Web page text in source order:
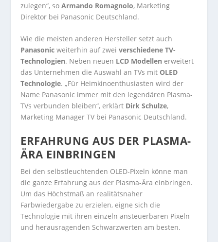
zulegen“, soArmando Romagnolo, Marketing
Direktor bei Panasonic Deutschland.
Wie die meisten anderen Hersteller setzt auch
Panasonic weiterhin auf zweiverschiedene TV-
Technologien. Neben neuen LCD Modellen erweitert
das Unternehmen die Auswahl an TVs mit OLED
Technologie. „Für Heimkinoenthusiasten wird der
Name Panasonic immer mit den legendären Plasma-
TVs verbunden bleiben“, erklärt Dirk Schulze,
Marketing Manager TV bei Panasonic Deutschland.
ERFAHRUNG AUS DER PLASMA-
ÄRA EINBRINGEN
Bei den selbstleuchtenden OLED-Pixeln könne man
die ganze Erfahrung aus der Plasma-Ära einbringen.
Um das Höchstmaß an realitätsnaher
Farbwiedergabe zu erzielen, eigne sich die
Technologie mit ihren einzeln ansteuerbaren Pixeln
und herausragenden Schwarzwerten am besten.